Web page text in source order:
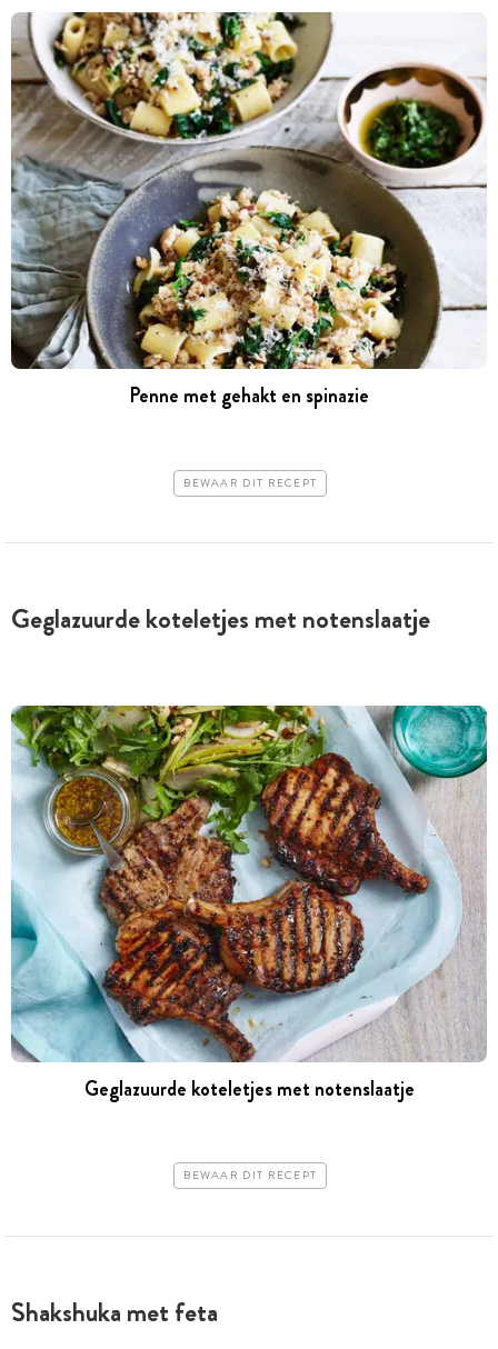
Penne met gehakt en spinazie
BEWAAR DIT RECEPT
Geglazuurde koteletjes met notenslaatje
Geglazuurde koteletjes met notenslaatje
BEWAAR DIT RECEPT
Shakshuka met feta